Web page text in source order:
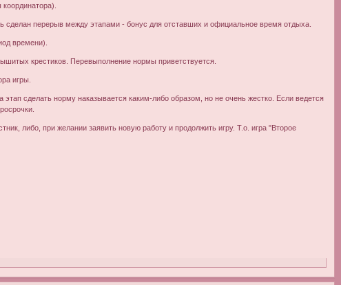
сделан перерыв между этапами - бонус для отставших и официальное время отдыха.
времени).
крестиков. Перевыполнение нормы приветствуется.
игры.
сделать норму наказывается каким-либо образом, но не очень жестко. Если ведется
либо, при желании заявить новую работу и продолжить игру. Т.о. игра "Второе